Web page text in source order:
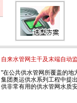
自来水管网主干及末端自动
"在公共供水管网所覆盖的地
集团奥运供水系列工程中提
供非常有用的供水管网水质